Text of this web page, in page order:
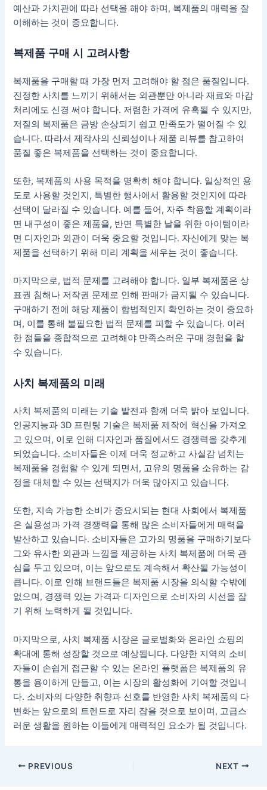
예산과 가치관에 따라 선택을 해야 하며, 복제품의 매력을 잘
이해하는 것이 중요합니다.
복제품 구매 시 고려사항
복제품을 구매할 때 가장 먼저 고려해야 할 점은 품질입니다.
진정한 사치를 느끼기 위해서는 외관뿐만 아니라 재료와 마감
처리에도 신경 써야 합니다. 저렴한 가격에 유혹될 수 있지만,
저질의 복제품은 금방 손상되기 쉽고 만족도가 떨어질 수 있
습니다. 따라서 제작사의 신뢰성이나 제품 리뷰를 참고하여
품질 좋은 복제품을 선택하는 것이 중요합니다.
또한, 복제품의 사용 목적을 명확히 해야 합니다. 일상적인 용
도로 사용할 것인지, 특별한 행사에서 활용할 것인지에 따라
선택이 달라질 수 있습니다. 예를 들어, 자주 착용할 계획이라
면 내구성이 좋은 제품을, 반면 특별한 날을 위한 아이템이라
면 디자인과 외관이 더욱 중요할 것입니다. 자신에게 맞는 복
제품을 선택하기 위해 미리 계획을 세우는 것이 좋습니다.
마지막으로, 법적 문제를 고려해야 합니다. 일부 복제품은 상
표권 침해나 저작권 문제로 인해 판매가 금지될 수 있습니다.
구매하기 전에 해당 제품이 합법적인지 확인하는 것이 중요하
며, 이를 통해 불필요한 법적 문제를 피할 수 있습니다. 이러
한 점들을 종합적으로 고려해야 만족스러운 구매 경험을 할
수 있습니다.
사치 복제품의 미래
사치 복제품의 미래는 기술 발전과 함께 더욱 밝아 보입니다.
인공지능과 3D 프린팅 기술은 복제품 제작에 혁신을 가져오
고 있으며, 이로 인해 디자인과 품질에서도 경쟁력을 갖추게
되었습니다. 소비자들은 이제 더욱 정교하고 사실감 넘치는
복제품을 경험할 수 있게 되면서, 고유의 명품을 소유하는 감
정을 대체할 수 있는 선택지가 더욱 많아지고 있습니다.
또한, 지속 가능한 소비가 중요시되는 현대 사회에서 복제품
은 실용성과 가격 경쟁력을 통해 많은 소비자들에게 매력을
발산하고 있습니다. 소비자들은 고가의 명품을 구매하기보다
그와 유사한 외관과 느낌을 제공하는 사치 복제품에 더욱 관
심을 두고 있으며, 이는 앞으로도 계속해서 확산될 가능성이
큽니다. 이로 인해 브랜드들은 복제품 시장을 의식할 수밖에
없으며, 경쟁력 있는 가격과 디자인으로 소비자의 시선을 잡
기 위해 노력하게 될 것입니다.
마지막으로, 사치 복제품 시장은 글로벌화와 온라인 쇼핑의
확대에 통해 성장할 것으로 예상됩니다. 다양한 지역의 소비
자들이 손쉽게 접근할 수 있는 온라인 플랫폼은 복제품의 유
통을 용이하게 만들고, 이는 시장의 활성화에 기여할 것입니
다. 소비자의 다양한 취향과 선호를 반영한 사치 복제품의 다
변화는 앞으로의 트렌드로 자리 잡을 것으로 보이며, 고급스
러운 생활을 원하는 이들에게 매력적인 요소가 될 것입니다.
Post
PREVIOUS NEXT